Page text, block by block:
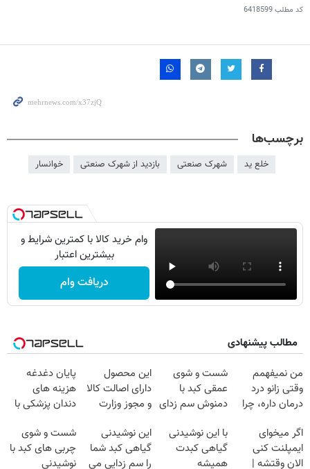
کد مطلب6418599
برچسب‌ها
خلع ید شهرک صنعتی بازدید از شهرک صنعتی خوانسار
وام خرید کالا با کمترین شرایط و
بیشترین اعتبار
دریافت وام
مطالب پیشنهادی
من نمیفهمم
وقتی زانو درد
درمان داره، چرا
تحمل میکنی؟❗
شست و شوی
عمقی کبد با
دمنوش سم زدای
این محصول
دارای اصالت کالا
و مجوز وزارت
است(55%تخفیف)
پایان دغدغه
هزینه های
دندان پزشکی با
خانگی
اگر میخوای
ایمپلنت کنی
الان وقتشه |
با این نوشیدنی
گیاهی کبدت
همیشه
این نوشیدنی
گیاهی کبد شما
را سم زدایی می
شست و شوی
چربی های کبد با
نوشیدنی